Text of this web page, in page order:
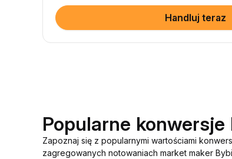
Handluj teraz
Popularne konwersje
Zapoznaj się z popularnymi wartościami
zagregowanych notowaniach market maker